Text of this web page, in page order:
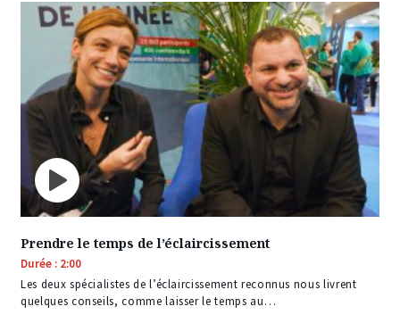
Prendre le temps de l’éclaircissement
Durée : 2:00
Les deux spécialistes de l’éclaircissement reconnus nous livrent
quelques conseils, comme laisser le temps au…